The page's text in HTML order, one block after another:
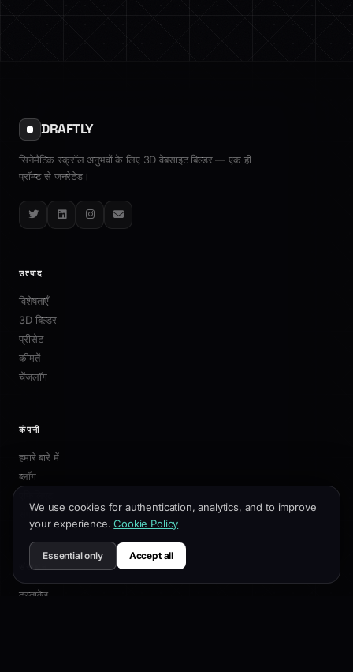
DRAFTLY
सिनेमैटिक स्क्रॉल अनुभवों के लिए 3D वेबसाइट बिल्डर — एक ही
प्रॉम्प्ट से जनरेटेड।
TwitterLinkedInInstagram
Email
उत्पाद
विशेषताएँ
3D बिल्डर
प्रीसेट
कीमतें
चेंजलॉग
कंपनी
हमारे बारे में
ब्लॉग
संपर्क
संसाधन
दस्तावेज़
We use cookies for authentication, analytics, and to improve
your experience. Cookie Policy
Essential only Accept all